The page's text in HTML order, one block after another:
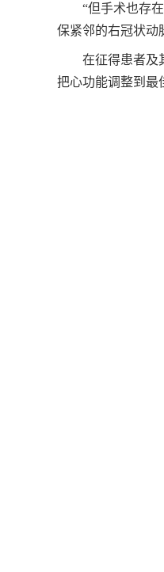
“但手术也存
保紧邻的右冠状动
在征得患者及
把心功能调整到最